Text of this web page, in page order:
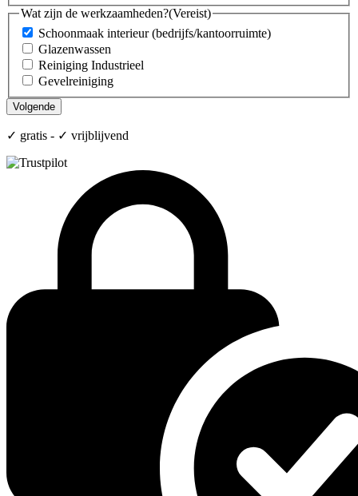
Wat zijn de werkzaamheden?(Vereist)
Schoonmaak interieur (bedrijfs/kantoorruimte)
Glazenwassen
Reiniging Industrieel
Gevelreiniging
✓ gratis - ✓ vrijblijvend